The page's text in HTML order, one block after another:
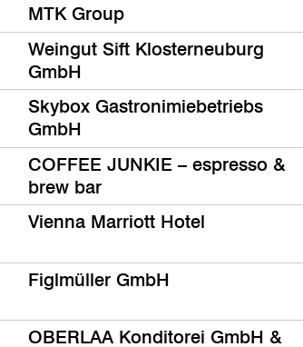
MTK Group
Weingut Sift Klosterneuburg
GmbH
Skybox Gastronimiebetriebs
GmbH
COFFEE JUNKIE – espresso &
brew bar
Vienna Marriott Hotel
Figlmüller GmbH
OBERLAA Konditorei GmbH &